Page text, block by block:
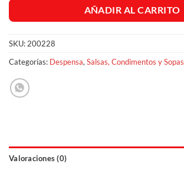
AÑADIR AL CARRITO
SKU: 200228
Categorías: Despensa, Salsas, Condimentos y Sopas
Valoraciones (0)